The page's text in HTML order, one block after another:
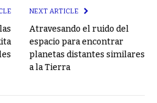
NEXT ARTICLE
Atravesando el ruido del
espacio para encontrar
planetas distantes similares
a la Tierra